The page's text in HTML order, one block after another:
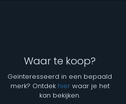
Waar te koop?
Geïnteresseerd in een bepaald
merk? Ontdek hierwaar je het
kan bekijken.